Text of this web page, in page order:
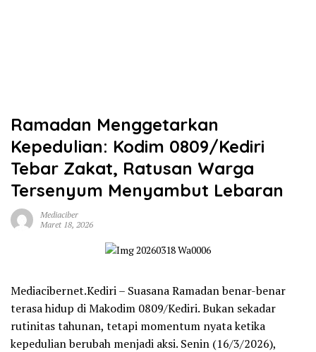
Ramadan Menggetarkan
Kepedulian: Kodim 0809/Kediri
Tebar Zakat, Ratusan Warga
Tersenyum Menyambut Lebaran
Mediaciber
Maret 18, 2026
Mediacibernet.Kediri – Suasana Ramadan benar-benar
terasa hidup di Makodim 0809/Kediri. Bukan sekadar
rutinitas tahunan, tetapi momentum nyata ketika
kepedulian berubah menjadi aksi. Senin (16/3/2026),